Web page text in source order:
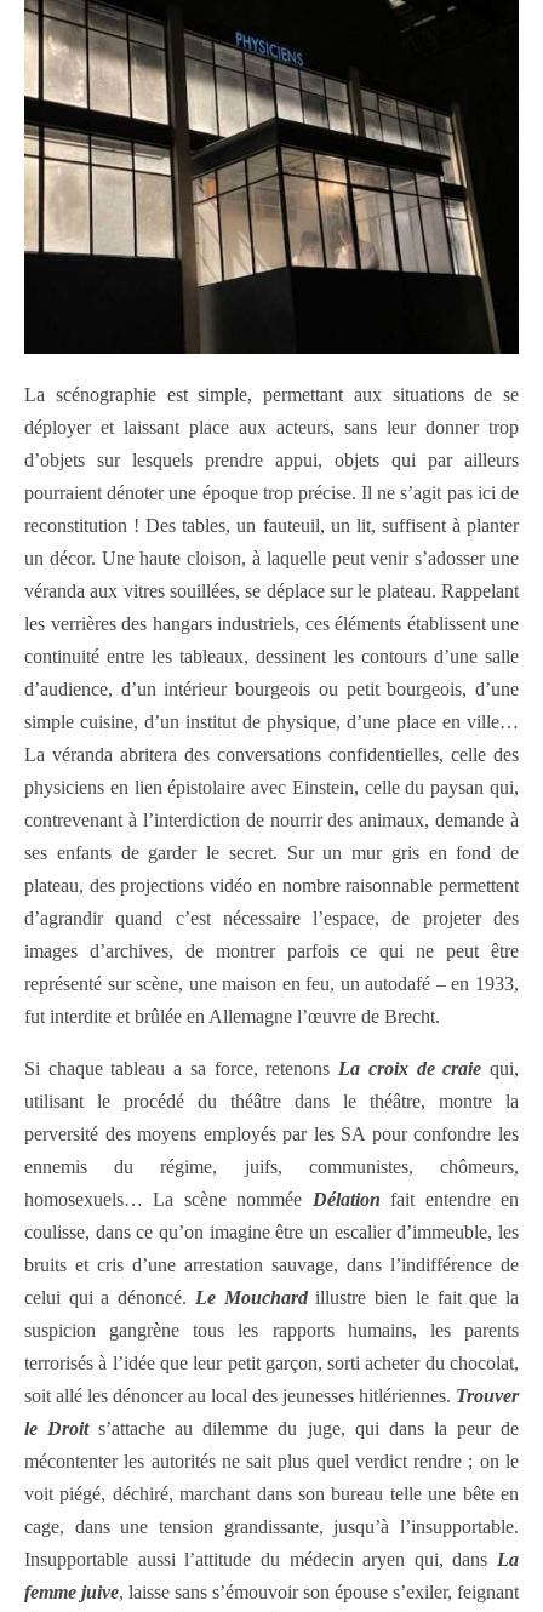
La scénographie est simple, permettant aux situations de se
déployer et laissant place aux acteurs, sans leur donner trop
d’objets sur lesquels prendre appui, objets qui par ailleurs
pourraient dénoter une époque trop précise. Il ne s’agit pas ici de
reconstitution ! Des tables, un fauteuil, un lit, suffisent à planter
un décor. Une haute cloison, à laquelle peut venir s’adosser une
véranda aux vitres souillées, se déplace sur le plateau. Rappelant
les verrières des hangars industriels, ces éléments établissent une
continuité entre les tableaux, dessinent les contours d’une salle
d’audience, d’un intérieur bourgeois ou petit bourgeois, d’une
simple cuisine, d’un institut de physique, d’une place en ville…
La véranda abritera des conversations confidentielles, celle des
physiciens en lien épistolaire avec Einstein, celle du paysan qui,
contrevenant à l’interdiction de nourrir des animaux, demande à
ses enfants de garder le secret. Sur un mur gris en fond de
plateau, des projections vidéo en nombre raisonnable permettent
d’agrandir quand c’est nécessaire l’espace, de projeter des
images d’archives, de montrer parfois ce qui ne peut être
représenté sur scène, une maison en feu, un autodafé – en 1933,
fut interdite et brûlée en Allemagne l’œuvre de Brecht.
Si chaque tableau a sa force, retenons La croix de craie qui,
utilisant le procédé du théâtre dans le théâtre, montre la
perversité des moyens employés par les SA pour confondre les
ennemis du régime, juifs, communistes, chômeurs,
homosexuels… La scène nommée Délation fait entendre en
coulisse, dans ce qu’on imagine être un escalier d’immeuble, les
bruits et cris d’une arrestation sauvage, dans l’indifférence de
celui qui a dénoncé. Le Mouchardillustre bien le fait que la
suspicion gangrène tous les rapports humains, les parents
terrorisés à l’idée que leur petit garçon, sorti acheter du chocolat,
soit allé les dénoncer au local des jeunesses hitlériennes. Trouver
le Droits’attache au dilemme du juge, qui dans la peur de
mécontenter les autorités ne sait plus quel verdict rendre ; on le
voit piégé, déchiré, marchant dans son bureau telle une bête en
cage, dans une tension grandissante, jusqu’à l’insupportable.
Insupportable aussi l’attitude du médecin aryen qui, dans La
femme juive, laisse sans s’émouvoir son épouse s’exiler, feignant